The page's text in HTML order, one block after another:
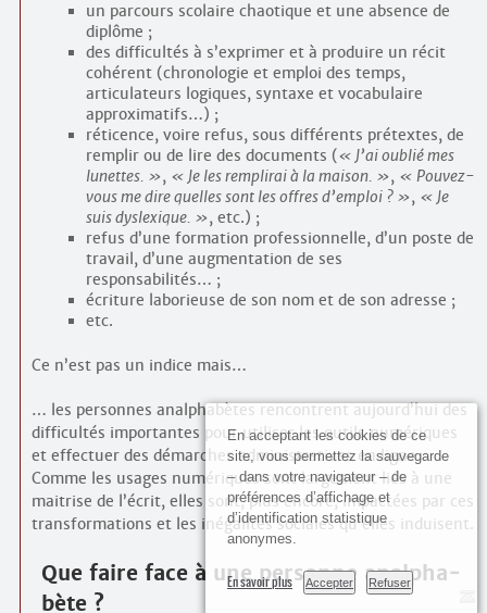
En acceptant les cookies de ce
site, vous permettez la sauvegarde
– dans votre navigateur – de
préférences d’affichage et
d’identification statistique
anonymes.
En savoir plus Accepter Refuser
un parcours scolaire chaotique et une absence de
diplôme ;
des difficultés à s’exprimer et à produire un récit
cohérent (chronologie et emploi des temps,
articulateurs logiques, syntaxe et vocabulaire
approximatifs…) ;
réticence, voire refus, sous différents prétextes, de
remplir ou de lire des documents (
J’ai oublié mes
lunettes.
, Je les remplirai à la maison. ,
Pouvez-
vous me dire quelles sont les offres d’emploi ?
,
Je
suis dyslexique.
, etc.) ;
refus d’une formation professionnelle, d’un poste de
travail, d’une augmentation de ses
responsabilités… ;
écriture laborieuse de son nom et de son adresse ;
etc.
Ce n’est pas un indice mais…
… les personnes analphabètes rencontrent aujourd’hui des
difficultés importantes pour utiliser les outils numériques
et effectuer des démarches administratives en ligne.
Comme les usages numériques sont largement liés à une
maitrise de l’écrit, elles sont, plus encore, impactées par ces
transformations et les inégalités sociales qu’elles induisent.
Que faire face à une personne analpha­
bète ?